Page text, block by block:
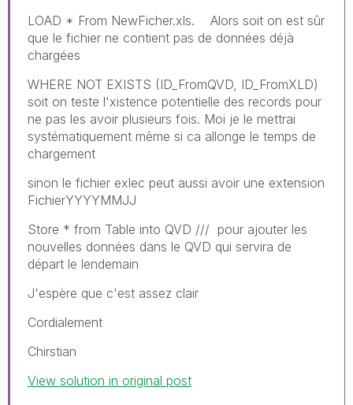
LOAD * From NewFicher.xls. Alors soit on est sûr
que le fichier ne contient pas de données déjà
chargées
WHERE NOT EXISTS (ID_FromQVD, ID_FromXLD)
soit on teste l'xistence potentielle des records pour
ne pas les avoir plusieurs fois. Moi je le mettrai
systématiquement même si ca allonge le temps de
chargement
sinon le fichier exlec peut aussi avoir une extension
FichierYYYYMMJJ
Store * from Table into QVD /// pour ajouter les
nouvelles données dans le QVD qui servira de
départ le lendemain
J'espère que c'est assez clair
Cordialement
Chirstian
View solution in original post